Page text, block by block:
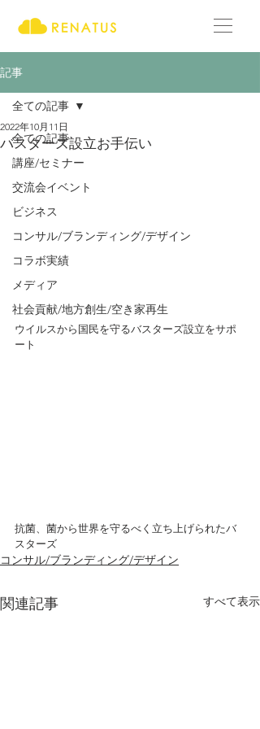
記事
全ての記事
講座/セミナー
交流会イベント
ビジネス
コンサル/ブランディング/デザイン
コラボ実績
メディア
社会貢献/地方創生/空き家再生
全ての記事
バスターズ設立お手伝い
2022年10月11日
ウイルスから国民を守るバスターズ設立をサポ
ート
抗菌、菌から世界を守るべく立ち上げられたバ
スターズ
コンサル/ブランディング/デザイン
関連記事 すべて表示